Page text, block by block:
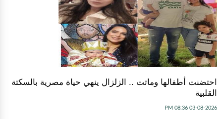
احتضنت أطفالها وماتت .. الزلزال ينهي حياة مصرية بالسكتة
القلبية
03-08-2026 08:36 PM